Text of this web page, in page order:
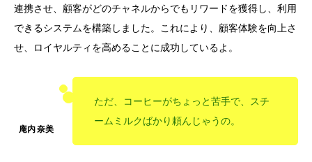
連携させ、顧客がどのチャネルからでもリワードを獲得し、利用
できるシステムを構築しました。これにより、顧客体験を向上さ
せ、ロイヤルティを高めることに成功しているよ。
ただ、コーヒーがちょっと苦手で、スチ
ームミルクばかり頼んじゃうの。